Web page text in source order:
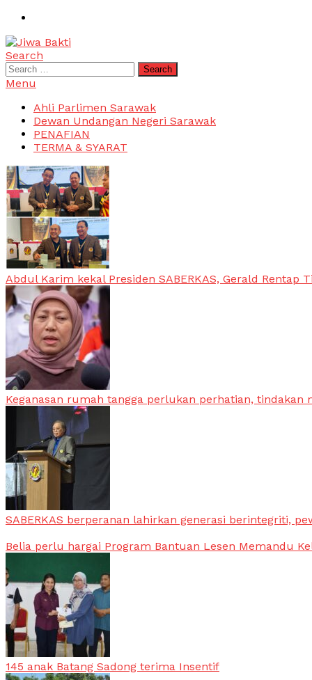
Skip
Content
Jiwa Bakti
Suara PBB Sarawak
Search
Search
for:
Menu
Ahli Parlimen Sarawak
Dewan Undangan Negeri Sarawak
PENAFIAN
TERMA & SYARAT
Abdul Karim kekal Presiden SABERKAS, Gerald Rentap
Keganasan rumah tangga perlukan perhatian, tindakan
SABERKAS berperanan lahirkan generasi berintegriti,
Belia perlu hargai Program Bantuan Lesen Memandu
145 anak Batang Sadong terima Insentif